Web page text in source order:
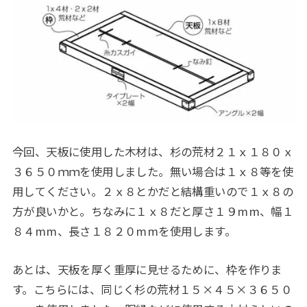
今回、天板に使用した木材は、杉の荒材２１ｘ１８０ｘ
３６５０ｍｍを使用しました。無い場合は１ｘ８等を使
用してください。２ｘ８とかだと結構重いので１ｘ８の
方が良いかと。ちなみに１ｘ８だと厚さ１９mm、幅１
８４mm、長さ１８２０mmを使用します。
あとは、天板を厚く重厚に見せるために、枠を作りま
す。こちらには、同じく杉の荒材１５×４５×３６５０